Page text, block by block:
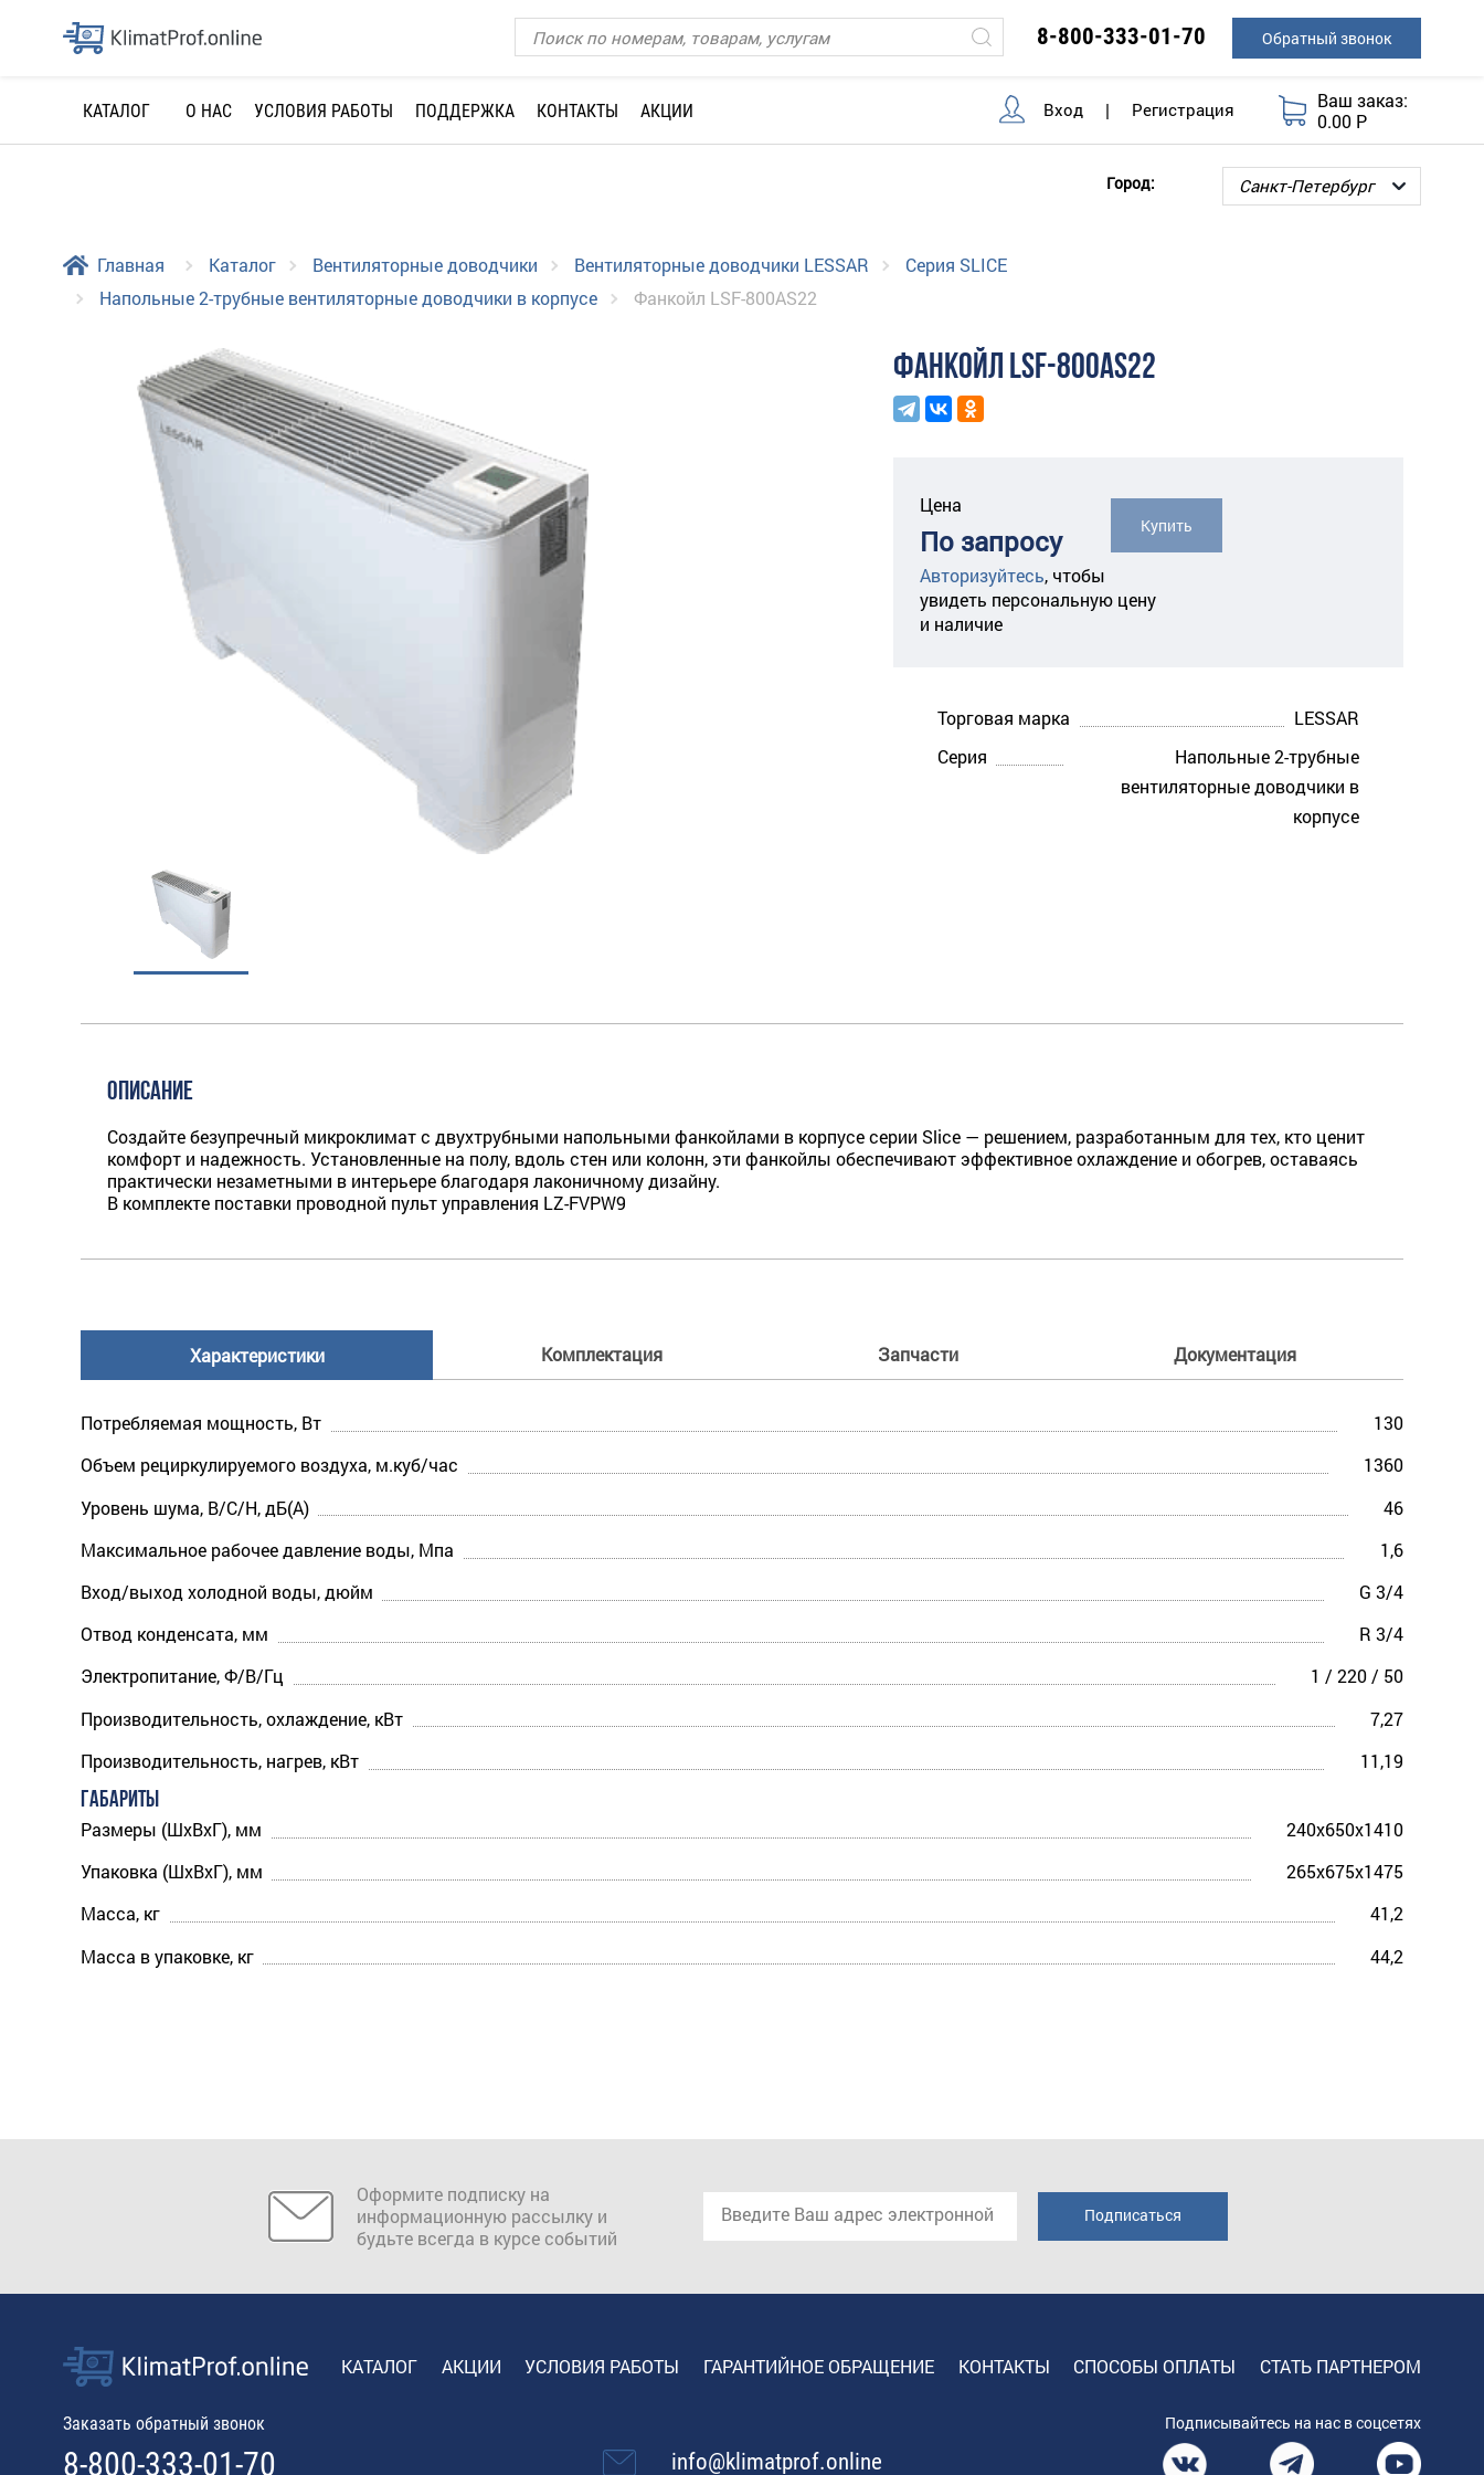
8-800-333-01-70 Обратный звонок
КАТАЛОГ О НАС УСЛОВИЯ РАБОТЫ ПОДДЕРЖКА КОНТАКТЫ АКЦИИ Вход | Регистрация
Ваш заказ:
0.00 Р
Город:
Главная Каталог Вентиляторные доводчики Вентиляторные доводчики LESSAR
Серия SLICE
Напольные 2-трубные вентиляторные доводчики в корпусе
Фанкойл LSF-800AS22
ФАНКОЙЛ LSF-800AS22
Цена
По запросу
Авторизуйтесь, чтобы
увидеть персональную цену
и наличие
Купить
Торговая марка
LESSAR
Серия
Напольные 2-трубные
вентиляторные доводчики в
корпусе
ОПИСАНИЕ
Создайте безупречный микроклимат с двухтрубными напольными фанкойлами в корпусе серии Slice — решением, разработанным для тех, кто ценит
комфорт и надежность. Установленные на полу, вдоль стен или колонн, эти фанкойлы обеспечивают эффективное охлаждение и обогрев, оставаясь
практически незаметными в интерьере благодаря лаконичному дизайну.
В комплекте поставки проводной пульт управления LZ-FVPW9
Характеристики Комплектация Запчасти Документация
Потребляемая мощность, Вт
130
Объем рециркулируемого воздуха, м.куб/час
1360
Уровень шума, В/С/Н, дБ(А)
46
Максимальное рабочее давление воды, Мпа
1,6
Вход/выход холодной воды, дюйм
G 3/4
Отвод конденсата, мм
R 3/4
Электропитание, Ф/В/Гц
1 / 220 / 50
Производительность, охлаждение, кВт
7,27
Производительность, нагрев, кВт
11,19
ГАБАРИТЫ
Размеры (ШхВхГ), мм
240x650x1410
Упаковка (ШхВхГ), мм
265x675x1475
Масса, кг
41,2
Масса в упаковке, кг
44,2
Оформите подписку на
информационную рассылку и
будьте всегда в курсе событий
КАТАЛОГ АКЦИИ УСЛОВИЯ РАБОТЫ ГАРАНТИЙНОЕ ОБРАЩЕНИЕ КОНТАКТЫ СПОСОБЫ ОПЛАТЫ СТАТЬ ПАРТНЕРОМ
Заказать обратный звонок
8-800-333-01-70 info@klimatprof.online
Подписывайтесь на нас в соцсетях